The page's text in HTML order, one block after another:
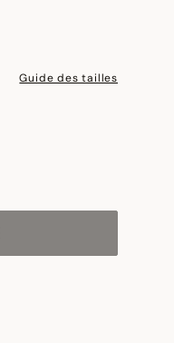
Guide des tailles